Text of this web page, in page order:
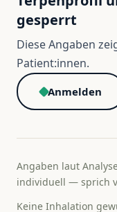
gesperrt
Diese Angaben
Patient:innen.
Anmelden
Angaben laut
individuell — sprich
Keine Inhalation